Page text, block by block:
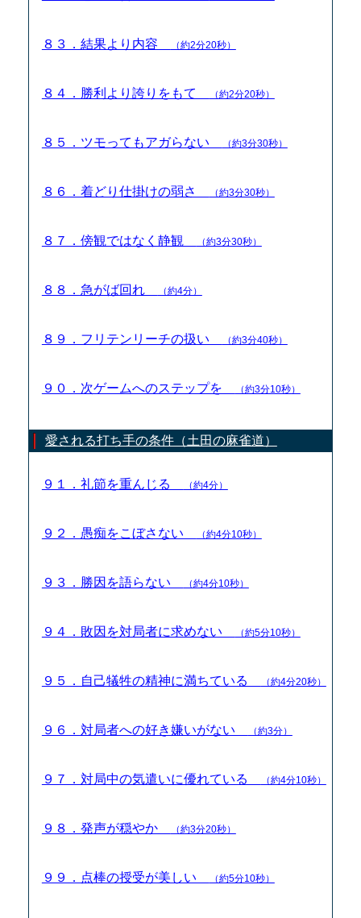
８３．結果より内容 （約2分20秒）
８４．勝利より誇りをもて （約2分20秒）
８５．ツモってもアガらない （約3分30秒）
８６．着どり仕掛けの弱さ （約3分30秒）
８７．傍観ではなく静観 （約3分30秒）
８８．急がば回れ （約4分）
８９．フリテンリーチの扱い （約3分40秒）
９０．次ゲームへのステップを （約3分10秒）
愛される打ち手の条件（土田の麻雀道）
９１．礼節を重んじる （約4分）
９２．愚痴をこぼさない （約4分10秒）
９３．勝因を語らない （約4分10秒）
９４．敗因を対局者に求めない （約5分10秒）
９５．自己犠牲の精神に満ちている （約4分20秒）
９６．対局者への好き嫌いがない （約3分）
９７．対局中の気遣いに優れている （約4分10秒）
９８．発声が穏やか （約3分20秒）
９９．点棒の授受が美しい （約5分10秒）